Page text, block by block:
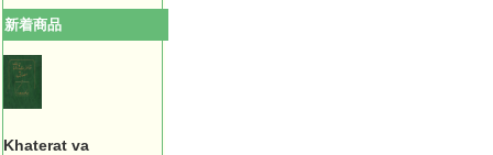
新着商品
Khaterat va